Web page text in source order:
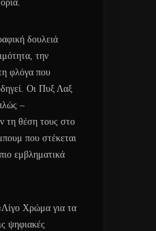
δουλειά
την
φλόγα που
Οι Πυξ Λαξ
–
τη θέση τους στο
που στέκεται
εμβληματικά
Χρώμα για τα
ψηφιακές